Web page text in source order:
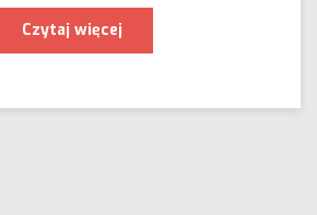
Czytaj więcej
–
dla